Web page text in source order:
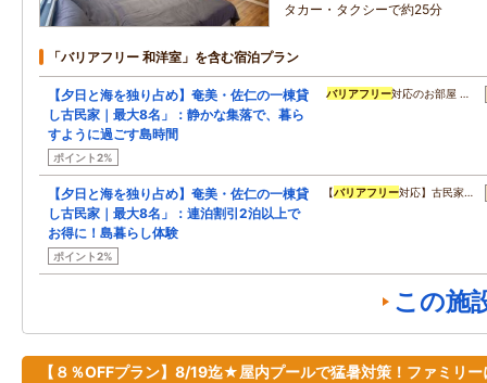
タカー・タクシーで約25分
「バリアフリー 和洋室」を含む宿泊プラン
【夕日と海を独り占め】奄美・佐仁の一棟貸
し古民家｜最大8名」：静かな集落で、暮ら
すように過ごす島時間
ポイント2%
バリアフリー対応のお部屋 …
【夕日と海を独り占め】奄美・佐仁の一棟貸
し古民家｜最大8名」：連泊割引2泊以上で
お得に！島暮らし体験
ポイント2%
【バリアフリー対応】古民家…
この施
【８％OFFプラン】8/19迄★屋内プールで猛暑対策！ファミリー